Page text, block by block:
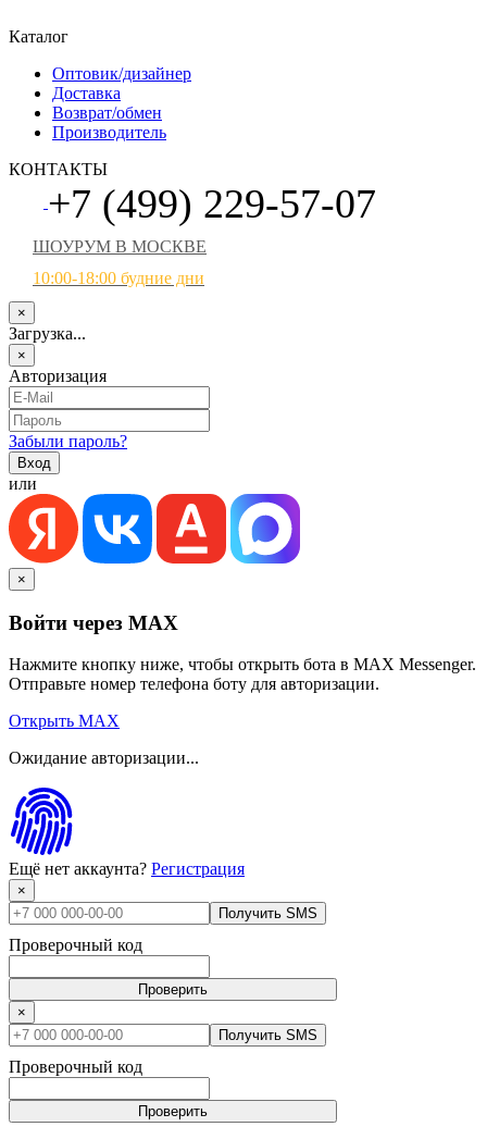
Каталог
Оптовик/дизайнер
Доставка
Возврат/обмен
Производитель
КОНТАКТЫ
+7 (499) 229-57-07
ШОУРУМ В МОСКВЕ
10:00-18:00 будние дни
×
Загрузка...
×
Авторизация
Забыли пароль?
или
×
Войти через MAX
Нажмите кнопку ниже, чтобы открыть бота в MAX Messenger.
Отправьте номер телефона боту для авторизации.
Открыть MAX
Ожидание авторизации...
Ещё нет аккаунта? Регистрация
×
Получить SMS
Проверочный код
Проверить
×
Получить SMS
Проверочный код
Проверить